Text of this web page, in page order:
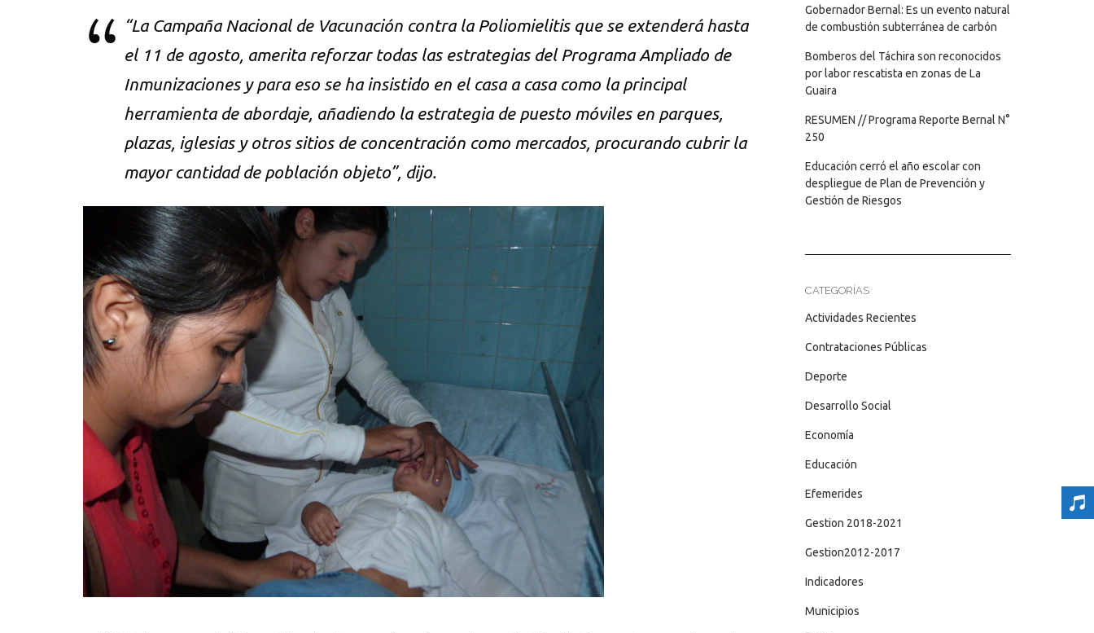
“La Campaña Nacional de Vacunación contra la Poliomielitis que se extenderá hasta
el 11 de agosto, amerita reforzar todas las estrategias del Programa Ampliado de
Inmunizaciones y para eso se ha insistido en el casa a casa como la principal
herramienta de abordaje, añadiendo la estrategia de puesto móviles en parques,
plazas, iglesias y otros sitios de concentración como mercados, procurando cubrir la
mayor cantidad de población objeto”, dijo.
Gobernador Bernal: Es un evento natural
de combustión subterránea de carbón
Bomberos del Táchira son reconocidos
por labor rescatista en zonas de La
Guaira
RESUMEN // Programa Reporte Bernal N°
250
Educación cerró el año escolar con
despliegue de Plan de Prevención y
Gestión de Riesgos
CATEGORÍAS
Actividades Recientes
Contrataciones Públicas
Deporte
Desarrollo Social
Economía
Educación
Efemerides
Gestion 2018-2021
Gestion2012-2017
Indicadores
Municipios